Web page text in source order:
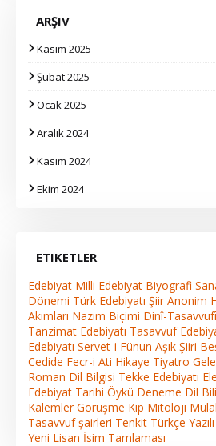
ARŞIV
Kasım 2025
Şubat 2025
Ocak 2025
Aralık 2024
Kasım 2024
Ekim 2024
ETIKETLER
Edebiyat Milli Edebiyat Biyografi
Dönemi Türk Edebiyatı Şiir Anonim
Akımları Nazım Biçimi Dinî-
Tanzimat Edebiyatı Tasavvuf
Edebiyatı Servet-i Fünun Aşık Şiiri
Cedide Fecr-i Ati Hikaye Tiyatro
Roman Dil Bilgisi Tekke Edebiyatı
Edebiyat Tarihi Öykü Deneme Dil
Kalemler Görüşme Kip Mitoloji
Tasavvuf şairleri Tenkit Türkçe
Yeni Lisan İsim Tamlaması